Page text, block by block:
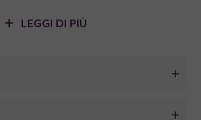
per rendere
tecniche:
chiusa/estesa al
LEGGI DI PIÙ